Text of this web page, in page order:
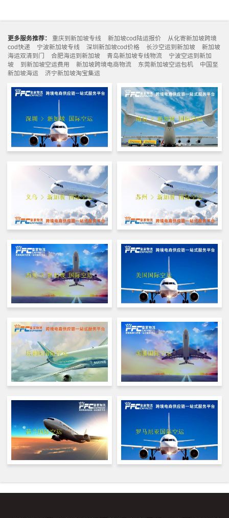
更多服务推荐： 重庆到新加坡专线 新加坡cod陆运报价
从化寄新加坡跨境
cod快递
宁波新加坡专线 深圳新加坡cod价格 长沙空运到新加坡
新加坡
海运双清到门
合肥海运到新加坡 青岛新加坡专线物流
宁波空运到新加
坡
到新加坡空运费用 新加坡跨境电商物流 东莞新加坡空运包机
中国至
新加坡海运
济宁新加坡淘宝集运